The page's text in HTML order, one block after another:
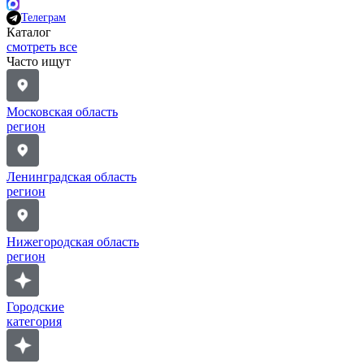
Телеграм
Каталог
смотреть все
Часто ищут
Московская область
регион
Ленинградская область
регион
Нижегородская область
регион
Городские
категория